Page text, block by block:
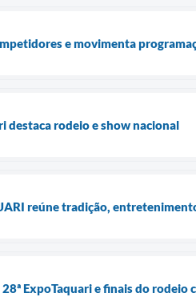
e movimenta
destaca rodeio e show nacional
reúne tradição,
ExpoTaquari e finais do